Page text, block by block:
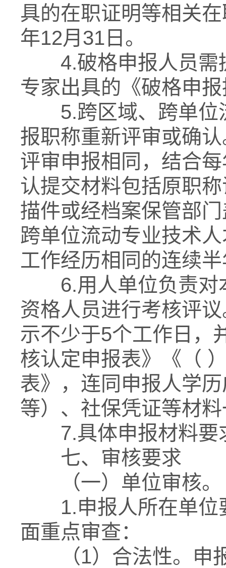
具的在职证明等相关
年12月31日。
4.破格申报人员需
专家出具的《破格申
5.跨区域、跨单位
报职称重新评审或确
评审申报相同，结合
认提交材料包括原职
描件或经档案保管部
跨单位流动专业技术
工作经历相同的连续
6.用人单位负责对
资格人员进行考核评
示不少于5个工作日，
核认定申报表》《（
表》，连同申报人学
等）、社保凭证等材
7.具体申报材料要
七、审核要求
（一）单位审核。
1.申报人所在单位
面重点审查：
（1）合法性。申报